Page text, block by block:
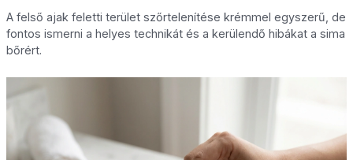
A felső ajak feletti terület szőrtelenítése krémmel egyszerű, de
fontos ismerni a helyes technikát és a kerülendő hibákat a sima
bőrért.